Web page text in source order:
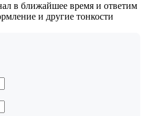
в ближайшее время и ответим
и другие тонкости